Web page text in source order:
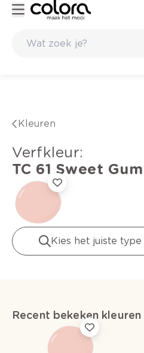
Kleuren
verfkleur:
TC 61 Sweet Gum
Kies het juiste
Recent bekeken kleuren